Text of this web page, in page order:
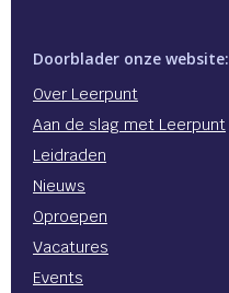
Doorblader onze website:
Over Leerpunt
Aan de slag met Leerpunt
Leidraden
Nieuws
Oproepen
Vacatures
Events